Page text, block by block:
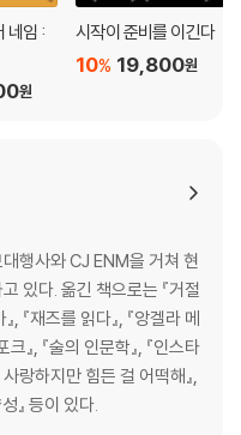
할 때, 감성 지능이라는 방어
가 바뀌어야 한다 | 교사와 학
율도 더 높아진다 | 감정 과학
시 필요한 감성 능력 교육 | 감
체가 함께 배워야 한다 | 모두
정 | 오늘날 대학생에게 필요한
프로그램 덕분에 마음의 평화
강한 아이들을 길러 낼 수 있다
네임 :
원
시작이 준비를 이긴다
19,800원
10%
행사와 CJ ENM을 거쳐 현
있다. 옮긴 책으로는 『거절
『재즈를 읽다』, 『앙겔라 메
』, 『술의 인문학』, 『인스타
랑하지만 힘든 걸 어떡해』,
』 등이 있다.